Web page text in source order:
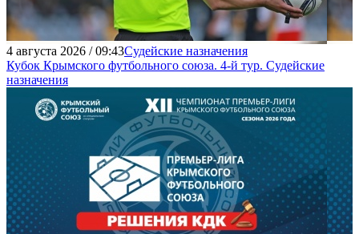
4 августа 2026 / 09:43Судейские назначения
Кубок Крымского футбольного союза. 4-й тур. Судейские
назначения